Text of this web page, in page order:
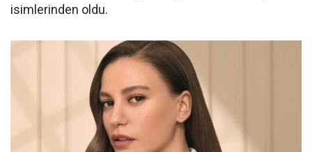
isimlerinden oldu.